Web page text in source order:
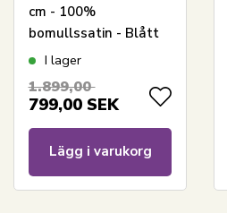
cm - 100%
bomullssatin - Blått
3D harlekinmönster
I lager
1.899,00
799,00 SEK
Lägg i varukorg